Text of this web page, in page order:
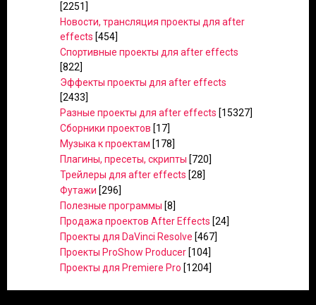
[2251]
Новости, трансляция проекты для after
effects [454]
Спортивные проекты для after effects
[822]
Эффекты проекты для after effects
[2433]
Разные проекты для after effects [15327]
Сборники проектов [17]
Музыка к проектам [178]
Плагины, пресеты, скрипты [720]
Трейлеры для after effects [28]
Футажи [296]
Полезные программы [8]
Продажа проектов After Effects [24]
Проекты для DaVinci Resolve [467]
Проекты ProShow Producer [104]
Проекты для Premiere Pro [1204]